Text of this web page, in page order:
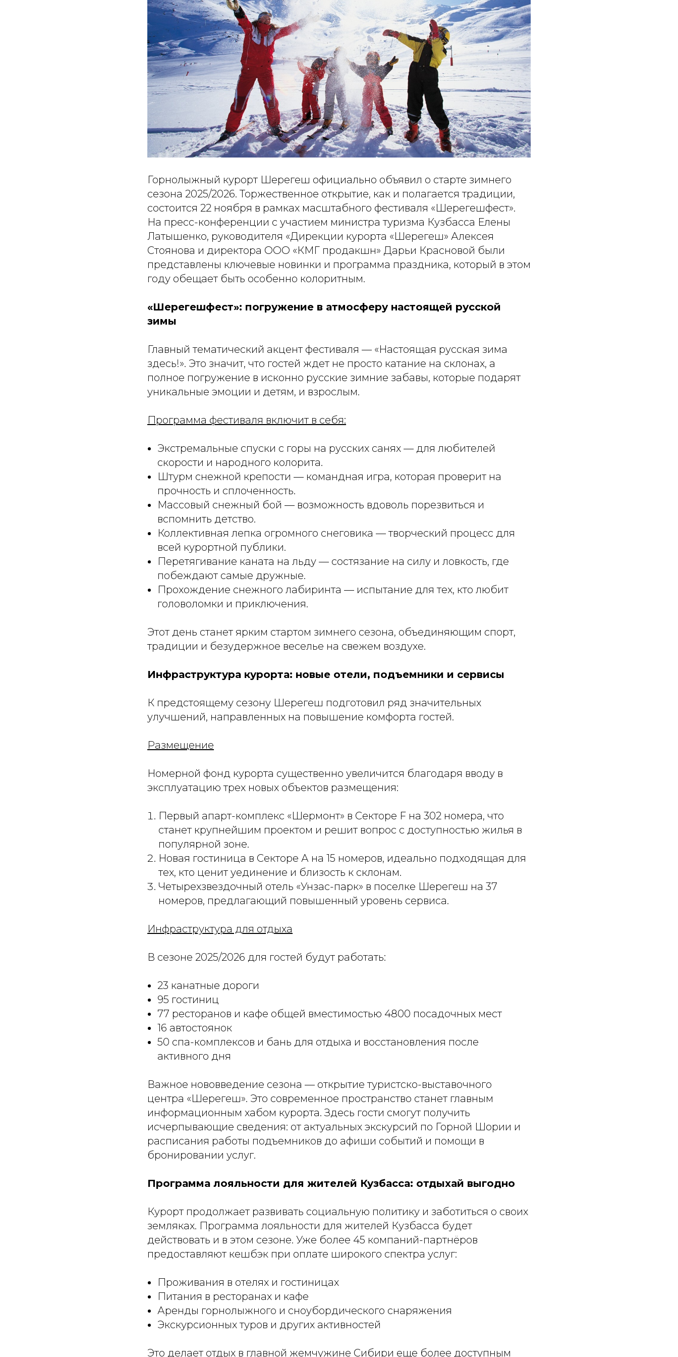
Горнолыжный курорт Шерегеш официально объявил о старте зимнего
сезона 2025/2026. Торжественное открытие, как и полагается традиции,
состоится 22 ноября в рамках масштабного фестиваля «Шерегешфест».
На пресс-конференции с участием министра туризма Кузбасса Елены
Латышенко, руководителя «Дирекции курорта «Шерегеш» Алексея
Стоянова и директора ООО «КМГ продакшн» Дарьи Красновой были
представлены ключевые новинки и программа праздника, который в этом
году обещает быть особенно колоритным.
«Шерегешфест»: погружение в атмосферу настоящей русской
зимы
Главный тематический акцент фестиваля — «Настоящая русская зима
здесь!». Это значит, что гостей ждет не просто катание на склонах, а
полное погружение в исконно русские зимние забавы, которые подарят
уникальные эмоции и детям, и взрослым.
Программа фестиваля включит в себя:
Экстремальные спуски с горы на русских санях — для любителей
скорости и народного колорита.
Штурм снежной крепости — командная игра, которая проверит на
прочность и сплоченность.
Массовый снежный бой — возможность вдоволь порезвиться и
вспомнить детство.
Коллективная лепка огромного снеговика — творческий процесс для
всей курортной публики.
Перетягивание каната на льду — состязание на силу и ловкость, где
побеждают самые дружные.
Прохождение снежного лабиринта — испытание для тех, кто любит
головоломки и приключения.
Этот день станет ярким стартом зимнего сезона, объединяющим спорт,
традиции и безудержное веселье на свежем воздухе.
Инфраструктура курорта: новые отели, подъемники и сервисы
К предстоящему сезону Шерегеш подготовил ряд значительных
улучшений, направленных на повышение комфорта гостей.
Размещение
Номерной фонд курорта существенно увеличится благодаря вводу в
эксплуатацию трех новых объектов размещения:
Первый апарт-комплекс «Шермонт» в Секторе F на 302 номера, что
станет крупнейшим проектом и решит вопрос с доступностью жилья в
популярной зоне.
Новая гостиница в Секторе А на 15 номеров, идеально подходящая для
тех, кто ценит уединение и близость к склонам.
Четырехзвездочный отель «Унзас-парк» в поселке Шерегеш на 37
номеров, предлагающий повышенный уровень сервиса.
Инфраструктура для отдыха
В сезоне 2025/2026 для гостей будут работать:
23 канатные дороги
95 гостиниц
77 ресторанов и кафе общей вместимостью 4800 посадочных мест
16 автостоянок
50 спа-комплексов и бань для отдыха и восстановления после
активного дня
Важное нововведение сезона — открытие туристско-выставочного
центра «Шерегеш». Это современное пространство станет главным
информационным хабом курорта. Здесь гости смогут получить
исчерпывающие сведения: от актуальных экскурсий по Горной Шории и
расписания работы подъемников до афиши событий и помощи в
бронировании услуг.
Программа лояльности для жителей Кузбасса: отдыхай выгодно
Курорт продолжает развивать социальную политику и заботиться о своих
земляках. Программа лояльности для жителей Кузбасса будет
действовать и в этом сезоне. Уже более 45 компаний-партнёров
предоставляют кешбэк при оплате широкого спектра услуг:
Проживания в отелях и гостиницах
Питания в ресторанах и кафе
Аренды горнолыжного и сноубордического снаряжения
Экскурсионных туров и других активностей
Это делает отдых в главной жемчужине Сибири еще более доступным